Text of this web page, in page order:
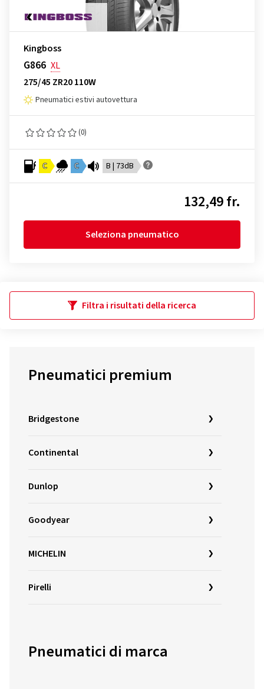
Kingboss
G866 XL
275/45 ZR20 110W
Pneumatici estivi autovettura
(0)
C C B | 73dB
132,49 fr.
Seleziona pneumatico
Filtra i risultati della ricerca
Pneumatici premium
Bridgestone
Continental
Dunlop
Goodyear
MICHELIN
Pirelli
Pneumatici di marca